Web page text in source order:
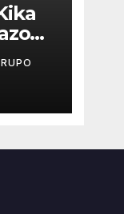
de